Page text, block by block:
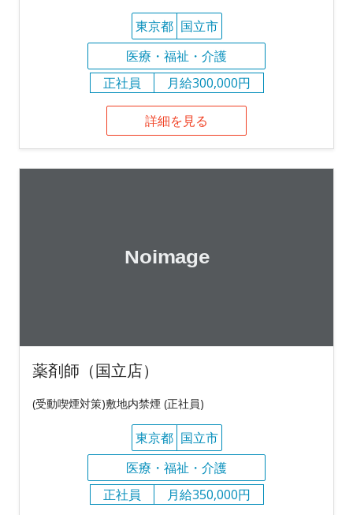
東京都 国立市
医療・福祉・介護
正社員
月給300,000円
詳細を見る
薬剤師（国立店）
(受動喫煙対策)敷地内禁煙 (正社員)
東京都 国立市
医療・福祉・介護
正社員
月給350,000円